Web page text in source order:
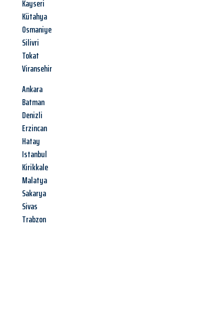
Kayseri
Kütahya
Osmaniye
Silivri
Tokat
Viransehir
Ankara
Batman
Denizli
Erzincan
Hatay
Istanbul
Kirikkale
Malatya
Sakarya
Sivas
Trabzon